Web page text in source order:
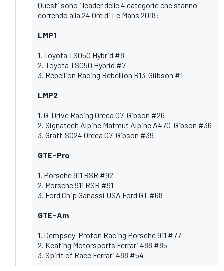
Questi sono i leader delle 4 categorie che stanno
correndo alla 24 Ore di Le Mans 2018:
LMP1
1. Toyota TS050 Hybrid #8
2. Toyota TS050 Hybrid #7
3. Rebellion Racing Rebellion R13-Giibson #1
LMP2
1. G-Drive Racing Oreca 07-Gibson #26
2. Signatech Alpine Matmut Alpine A470-Gibson #36
3. Graff-SO24 Oreca 07-Gibson #39
GTE-Pro
1. Porsche 911 RSR #92
2. Porsche 911 RSR #91
3. Ford Chip Ganassi USA Ford GT #68
GTE-Am
1. Dempsey-Proton Racing Porsche 911 #77
2. Keating Motorsports Ferrari 488 #85
3. Spirit of Race Ferrari 488 #54